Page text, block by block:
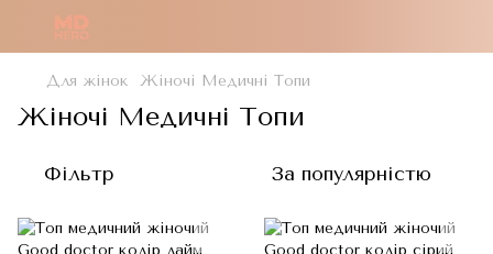
Для жінок Жіночі Медичні Топи
Жіночі Медичні Топи
Фільтр За популярністю